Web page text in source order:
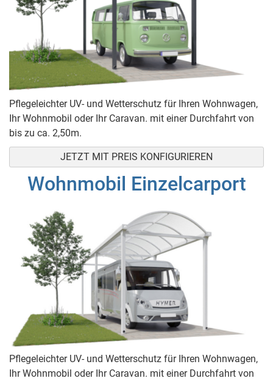
Pflegeleichter UV- und Wetterschutz für Ihren Wohnwagen,
Ihr Wohnmobil oder Ihr Caravan. mit einer Durchfahrt von
bis zu ca. 2,50m.
JETZT MIT PREIS KONFIGURIEREN
Wohnmobil Einzelcarport
Pflegeleichter UV- und Wetterschutz für Ihren Wohnwagen,
Ihr Wohnmobil oder Ihr Caravan. mit einer Durchfahrt von